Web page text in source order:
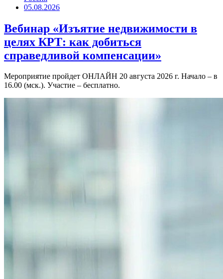
05.08.2026
Вебинар «Изъятие недвижимости в
целях КРТ: как добиться
справедливой компенсации»
Мероприятие пройдет ОНЛАЙН 20 августа 2026 г. Начало – в
16.00 (мск.). Участие – бесплатно.